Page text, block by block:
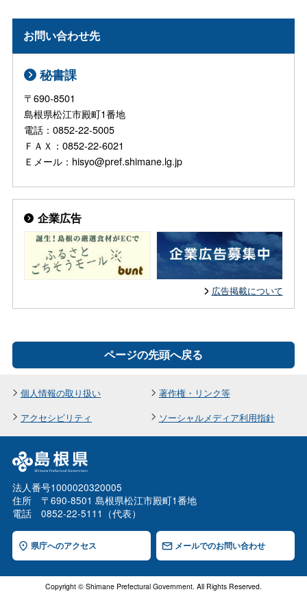
お問い合わせ先
秘書課
〒690-8501
島根県松江市殿町1番地
電話：0852-22-5005
ＦＡＸ：0852-22-6021
Ｅメール：hisyo@pref.shimane.lg.jp
企業広告
広告掲載について
ページの先頭へ戻る
個人情報の取り扱い
著作権・リンク等
アクセシビリティ
ソーシャルメディア利用指針
法人番号1000020320005
住所 〒690-8501 島根県松江市殿町1番地
電話 0852-22-5111（代表）
県庁へのアクセス メールでのお問い合わせ
Copyright © Shimane Prefectural Government. All Rights Reserved.